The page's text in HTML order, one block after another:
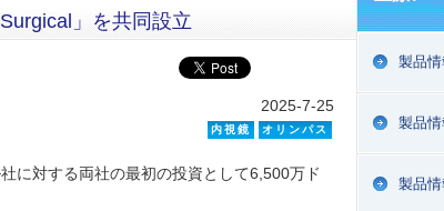
」を共同設立
2025-7-25
内視鏡 オリンパス
に対する両社の最初の投資として6,500万ド
製品
製品
製品